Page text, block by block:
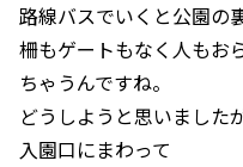
路線バスでいくと公園の
柵もゲートもなく人もお
ちゃうんですね。
どうしようと思いました
入園口にまわって